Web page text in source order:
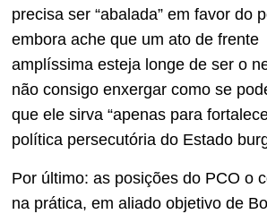
precisa ser “abalada” em favor do
embora ache que um ato de frente
amplíssima esteja longe de ser o
não consigo enxergar como se
que ele sirva “apenas para
política persecutória do Estado
Por último: as posições do PCO o
na prática, em aliado objetivo de